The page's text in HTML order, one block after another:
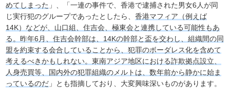
めてしまった 」、「一連の事件で、香港で逮捕された男女6人が同
じ実行犯のグループであったとしたら、香港マフィア（例えば
14K）などが、山口組、住吉会、極東会と連携している可能性もあ
る。昨年6月、住吉会幹部は、14Kの幹部と盃を交わし、組織間の同
盟を約束する会合していることから、犯罪のボーダレス化を含めて
考えるべきかもしれない。東南アジア地区における詐欺拠点設立、
人身売買等、国内外の犯罪組織のメルトは、数年前から静かに始ま
っているのだ 」とも指摘しており、大変興味深いものがあります。